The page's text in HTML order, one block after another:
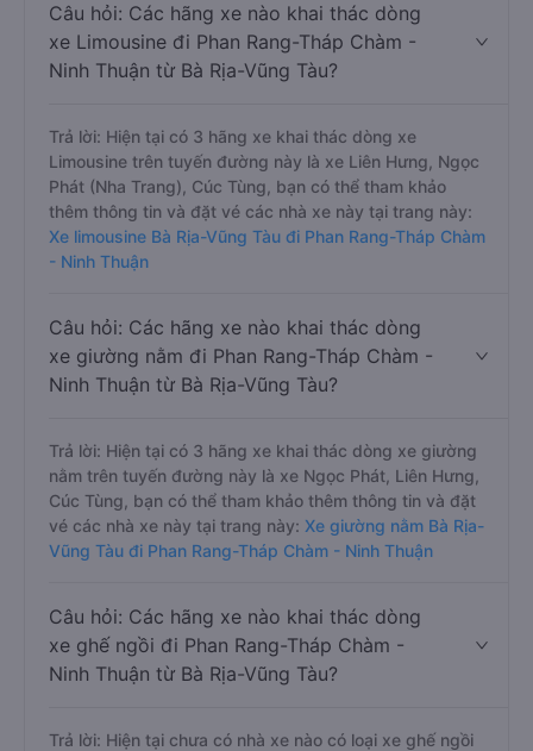
Câu hỏi: Các hãng xe nào khai thác dòng
xe Limousine đi Phan Rang-Tháp Chàm -
Ninh Thuận từ Bà Rịa-Vũng Tàu?
Trả lời: Hiện tại có 3 hãng xe khai thác dòng xe
Limousine trên tuyến đường này là xe Liên Hưng, Ngọc
Phát (Nha Trang), Cúc Tùng, bạn có thể tham khảo
thêm thông tin và đặt vé các nhà xe này tại trang này:
Xe limousine Bà Rịa-Vũng Tàu đi Phan Rang-Tháp Chàm
- Ninh Thuận
Câu hỏi: Các hãng xe nào khai thác dòng
xe giường nằm đi Phan Rang-Tháp Chàm -
Ninh Thuận từ Bà Rịa-Vũng Tàu?
Trả lời: Hiện tại có 3 hãng xe khai thác dòng xe giường
nằm trên tuyến đường này là xe Ngọc Phát, Liên Hưng,
Cúc Tùng, bạn có thể tham khảo thêm thông tin và đặt
vé các nhà xe này tại trang này: Xe giường nằm Bà Rịa-
Vũng Tàu đi Phan Rang-Tháp Chàm - Ninh Thuận
Câu hỏi: Các hãng xe nào khai thác dòng
xe ghế ngồi đi Phan Rang-Tháp Chàm -
Ninh Thuận từ Bà Rịa-Vũng Tàu?
Trả lời: Hiện tại chưa có nhà xe nào có loại xe ghế ngồi